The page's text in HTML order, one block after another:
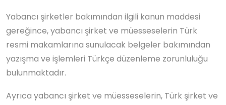
Yabancı şirketler bakımından ilgili kanun maddesi
gereğince, yabancı şirket ve müesseselerin Türk
resmi makamlarına sunulacak belgeler bakımından
yazışma ve işlemleri Türkçe düzenleme zorunluluğu
bulunmaktadır.
Ayrıca yabancı şirket ve müesseselerin, Türk şirket ve